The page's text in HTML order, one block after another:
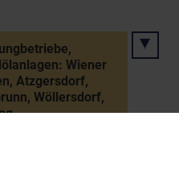
Wiener
Atzgersdorf,
Wöllersdorf,